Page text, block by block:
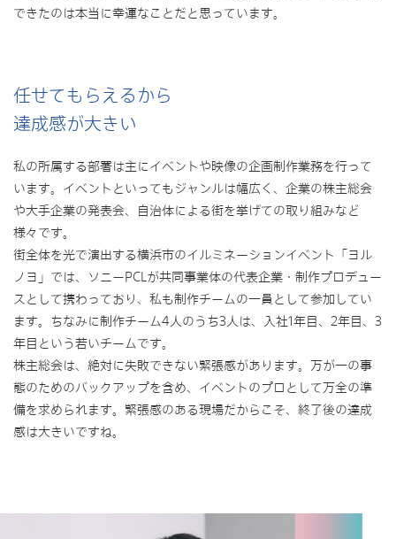
できたのは本当に幸運なことだと思っています。
任せてもらえるから
達成感が大きい
私の所属する部署は主にイベントや映像の企画制作業務を行って
います。イベントといってもジャンルは幅広く、企業の株主総会
や大手企業の発表会、自治体による街を挙げての取り組みなど
様々です。
街全体を光で演出する横浜市のイルミネーションイベント「ヨル
ノヨ」では、ソニーPCLが共同事業体の代表企業・制作プロデュー
スとして携わっており、私も制作チームの一員として参加してい
ます。ちなみに制作チーム4人のうち3人は、入社1年目、2年目、3
年目という若いチームです。
株主総会は、絶対に失敗できない緊張感があります。万が一の事
態のためのバックアップを含め、イベントのプロとして万全の準
備を求められます。緊張感のある現場だからこそ、終了後の達成
感は大きいですね。